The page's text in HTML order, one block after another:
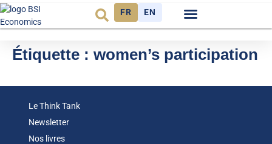
FR EN
Étiquette : women’s participation
Le Think Tank
Newsletter
Nos livres